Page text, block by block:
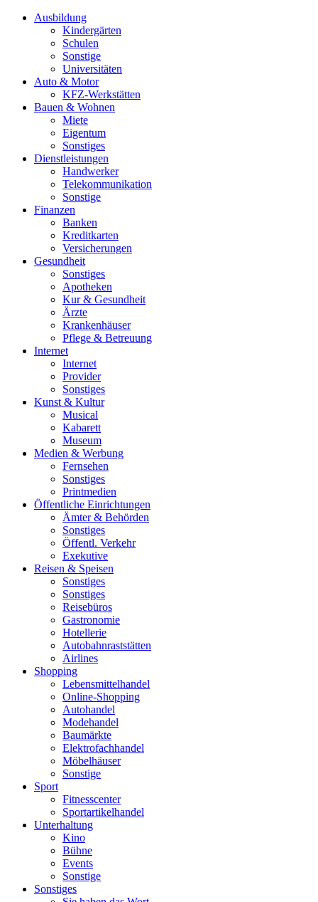
Ausbildung
Kindergärten
Schulen
Sonstige
Universitäten
Auto & Motor
KFZ-Werkstätten
Bauen & Wohnen
Miete
Eigentum
Sonstiges
Dienstleistungen
Handwerker
Telekommunikation
Sonstige
Finanzen
Banken
Kreditkarten
Versicherungen
Gesundheit
Sonstiges
Apotheken
Kur & Gesundheit
Ärzte
Krankenhäuser
Pflege & Betreuung
Internet
Internet
Provider
Sonstiges
Kunst & Kultur
Musical
Kabarett
Museum
Medien & Werbung
Fernsehen
Sonstiges
Printmedien
Öffentliche Einrichtungen
Ämter & Behörden
Sonstiges
Öffentl. Verkehr
Exekutive
Reisen & Speisen
Sonstiges
Sonstiges
Reisebüros
Gastronomie
Hotellerie
Autobahnraststätten
Airlines
Shopping
Lebensmittelhandel
Online-Shopping
Autohandel
Modehandel
Baumärkte
Elektrofachhandel
Möbelhäuser
Sonstige
Sport
Fitnesscenter
Sportartikelhandel
Unterhaltung
Kino
Bühne
Events
Sonstige
Sonstiges